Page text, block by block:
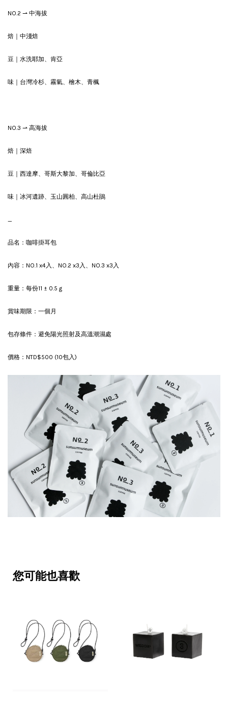
NO.2 ⇀ 中海拔
焙｜中淺焙
豆｜水洗耶加、肯亞
味｜台灣冷杉、霧氣、檜木、青楓
NO.3 ⇀ 高海拔
焙｜深焙
豆｜西達摩、哥斯大黎加、哥倫比亞
味｜冰河遺跡、玉山圓柏、高山杜鵑
_
品名：咖啡掛耳包
內容：NO.1 x4入、NO.2 x3入、NO.3 x3入
重量：每份11 ± 0.5 g
賞味期限：一個月
包存條件：避免陽光照射及高溫潮濕處
價格：NTD$500 (10包入)
您可能也喜歡